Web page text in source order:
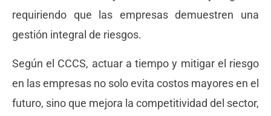
requiriendo que las empresas demuestren una
gestión integral de riesgos.
Según el CCCS, actuar a tiempo y mitigar el riesgo
en las empresas no solo evita costos mayores en el
futuro, sino que mejora la competitividad del sector,